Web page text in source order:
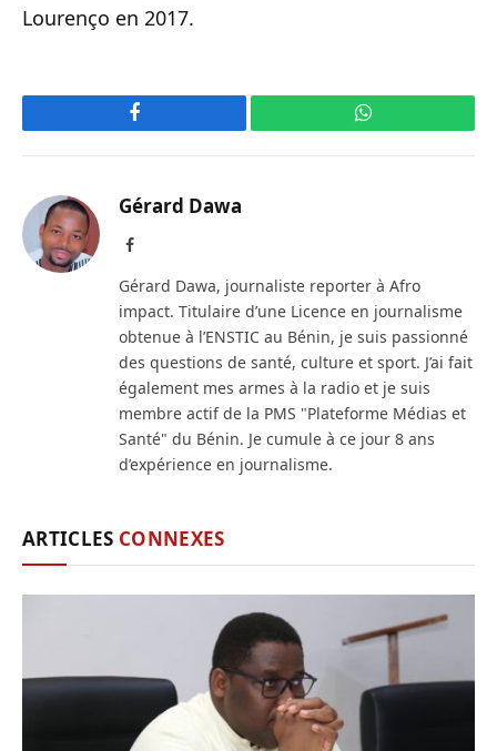
Lourenço en 2017.
Facebook WhatsApp
Gérard Dawa
Facebook
Gérard Dawa, journaliste reporter à Afro
impact. Titulaire d’une Licence en journalisme
obtenue à l’ENSTIC au Bénin, je suis passionné
des questions de santé, culture et sport. J’ai fait
également mes armes à la radio et je suis
membre actif de la PMS "Plateforme Médias et
Santé" du Bénin. Je cumule à ce jour 8 ans
d’expérience en journalisme.
ARTICLES CONNEXES